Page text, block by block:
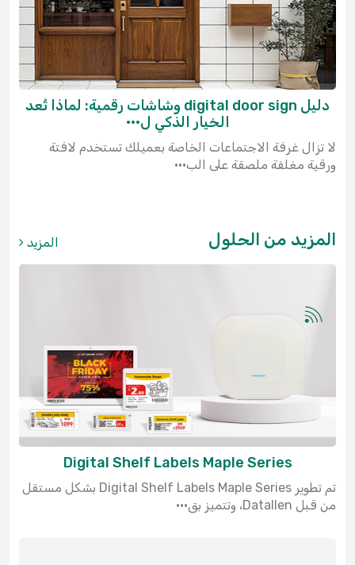
دليل digital door sign وشاشات رقمية: لماذا تُعد
الخيار الذكي ل···
لا تزال غرفة الاجتماعات الخاصة بعميلك تستخدم لافتة
ورقية مغلفة ملصقة على الب···
المزيد من الحلول المزيد
Digital Shelf Labels Maple Series
تم تطوير Digital Shelf Labels Maple Series بشكل مستقل
من قبل Datallen، وتتميز بق···